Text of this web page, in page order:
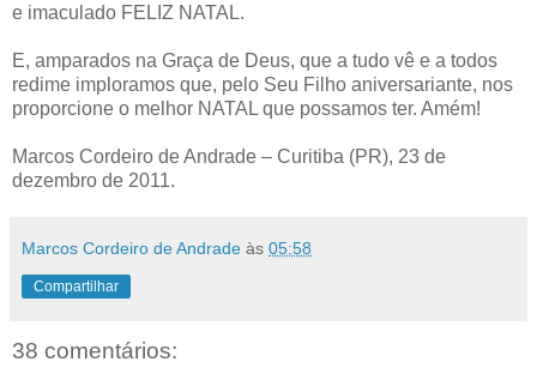
e imaculado FELIZ NATAL.
E, amparados na Graça de Deus, que a tudo vê e a todos
redime imploramos que, pelo Seu Filho aniversariante, nos
proporcione o melhor NATAL que possamos ter. Amém!
Marcos Cordeiro de Andrade – Curitiba (PR), 23 de
dezembro de 2011.
Marcos Cordeiro de Andrade às 05:58
Compartilhar
38 comentários: